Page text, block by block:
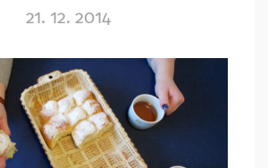
21. 12. 2014